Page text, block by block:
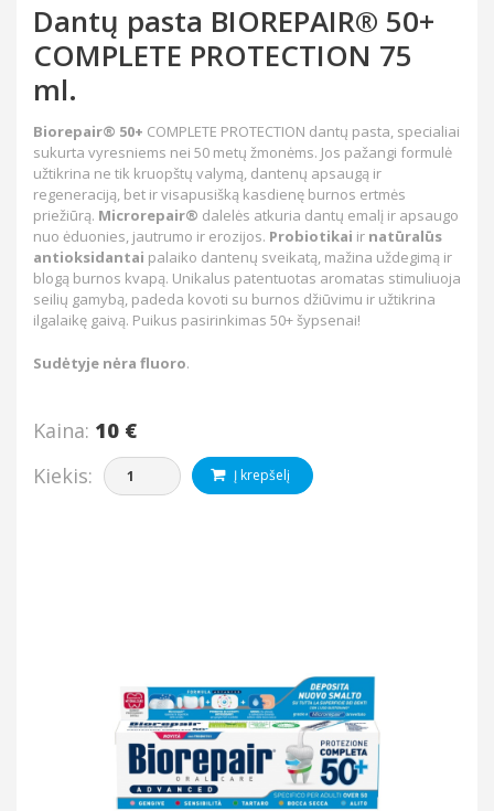
ml.
Dantų pasta BIOREPAIR® 50+
COMPLETE PROTECTION 75
ml.
Biorepair® 50+ COMPLETE PROTECTION dantų pasta, specialiai
sukurta vyresniems nei 50 metų žmonėms. Jos pažangi formulė
užtikrina ne tik kruopštų valymą, dantenų apsaugą ir
regeneraciją, bet ir visapusišką kasdienę burnos ertmės
priežiūrą. Microrepair® dalelės atkuria dantų emalį ir apsaugo
nuo ėduonies, jautrumo ir erozijos. Probiotikai ir natūralūs
antioksidantai palaiko dantenų sveikatą, mažina uždegimą ir
blogą burnos kvapą. Unikalus patentuotas aromatas stimuliuoja
seilių gamybą, padeda kovoti su burnos džiūvimu ir užtikrina
ilgalaikę gaivą. Puikus pasirinkimas 50+ šypsenai!
Sudėtyje nėra fluoro.
Kaina: 10 €
Kiekis:
Į krepšelį